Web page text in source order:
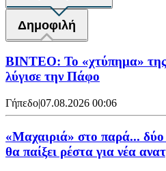
Δημοφιλή
ΒΙΝΤΕΟ: Το «χτύπημα»
λύγισε την Πάφο
Γήπεδο|07.08.2026 00:06
«Μαχαιριά» στο παρά...
θα παίξει ρέστα για νέα